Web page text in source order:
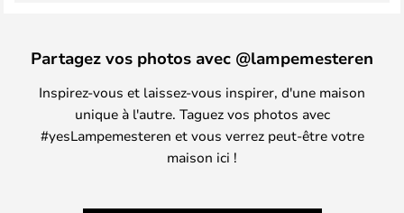
Partagez vos photos avec @lampemesteren
Inspirez-vous et laissez-vous inspirer, d'une maison
unique à l'autre. Taguez vos photos avec
#yesLampemesteren et vous verrez peut-être votre
maison ici !